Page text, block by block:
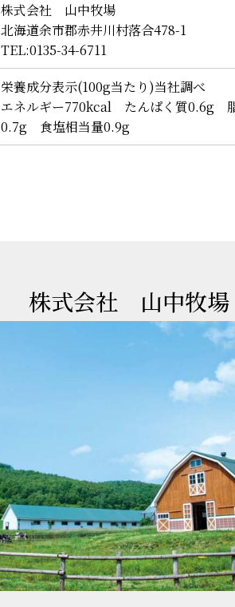
株式会社 山中牧場
北海道余市郡赤井川村落合478-1
TEL:0135-34-6711
栄養成分表示(100g当たり)当社調べ
エネルギー770kcal たんぱく質0.6g
0.7g 食塩相当量0.9g
株式会社 山中牧場